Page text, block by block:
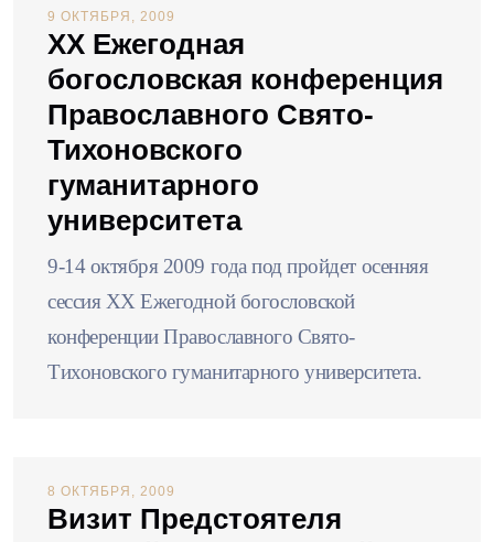
9 ОКТЯБРЯ, 2009
XX Ежегодная
богословская конференция
Православного Свято-
Тихоновского
гуманитарного
университета
9-14 октября 2009 года под пройдет осенняя
сессия XX Ежегодной богословской
конференции Православного Свято-
Тихоновского гуманитарного университета.
8 ОКТЯБРЯ, 2009
Визит Предстоятеля